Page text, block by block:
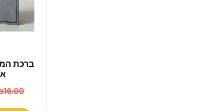
ברכת
16.00